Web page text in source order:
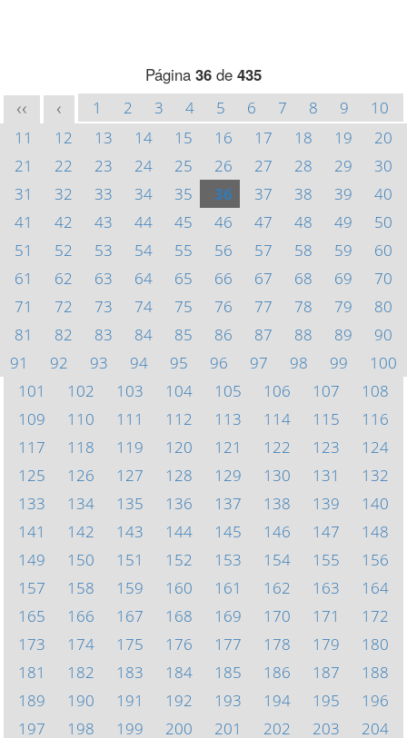
Página 36 de 435
<< < 1 2 3 4 5 6 7 8 9
10
11
12 13 14 15 16 17 18 19
20
21
22 23 24 25 26 27 28 29
30
31
32 33 34 35 36 37 38 39
40
41
42 43 44 45 46 47 48 49
50
51
52 53 54 55 56 57 58 59
60
61
62 63 64 65 66 67 68 69
70
71
72 73 74 75 76 77 78 79
80
81
82 83 84 85 86 87 88 89
90
91
92 93 94 95 96 97 98 99
100
101
102 103 104 105 106 107
108
109
110 111 112 113 114 115
116
117
118 119 120 121 122 123
124
125
126 127 128 129 130 131
132
133
134 135 136 137 138 139
140
141
142 143 144 145 146 147
148
149
150 151 152 153 154 155
156
157
158 159 160 161 162 163
164
165
166 167 168 169 170 171
172
173
174 175 176 177 178 179
180
181
182 183 184 185 186 187
188
189
190 191 192 193 194 195
196
197
198 199 200 201 202 203 204